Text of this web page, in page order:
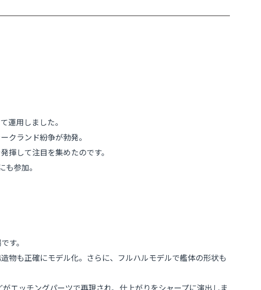
運用しました。
クランド紛争が勃発。
して注目を集めたのです。
参加。
す。
物も正確にモデル化。さらに、フルハルモデルで艦体の形状も